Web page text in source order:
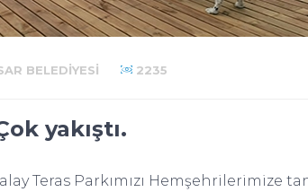
BELEDIYESI 2235
yakıştı.
Teras Parkımızı Hemşehrilerimize